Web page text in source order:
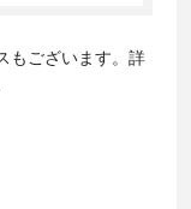
もございます。詳